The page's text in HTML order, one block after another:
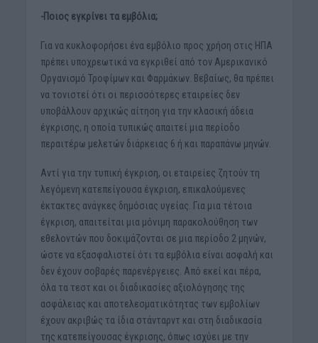
-Ποιος εγκρίνει τα εμβόλια;
Για να κυκλοφορήσει ένα εμβόλιο προς χρήση στις ΗΠΑ
πρέπει υποχρεωτικά να εγκριθεί από τον Αμερικανικό
Οργανισμό Τροφίμων και Φαρμάκων. Βεβαίως, θα πρέπει
να τονιστεί ότι οι περισσότερες εταιρείες δεν
υποβάλλουν αρχικώς αίτηση για την κλασική άδεια
έγκρισης, η οποία τυπικώς απαιτεί μια περίοδο
περαιτέρω μελετών διάρκειας 6 ή και παραπάνω μηνών.
Αντί για την τυπική έγκριση, οι εταιρείες ζητούν τη
λεγόμενη κατεπείγουσα έγκριση, επικαλούμενες
έκτακτες ανάγκες δημόσιας υγείας. Για μια τέτοια
έγκριση, απαιτείται μια μόνιμη παρακολούθηση των
εθελοντών που δοκιμάζονται σε μια περίοδο 2 μηνών,
ώστε να εξασφαλιστεί ότι τα εμβόλια είναι ασφαλή και
δεν έχουν σοβαρές παρενέργειες. Από εκεί και πέρα,
όλα τα τεστ και οι διαδικασίες αξιολόγησης της
ασφάλειας και αποτελεσματικότητας των εμβολίων
έχουν ακριβώς τα ίδια στάνταρντ και στη διαδικασία
της κατεπείγουσας έγκρισης, όπως ισχύει με την